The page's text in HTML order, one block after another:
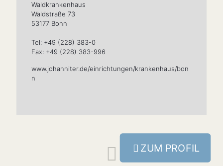
Waldkrankenhaus
Waldstraße 73
53177 Bonn
Tel: +49 (228) 383-0
Fax: +49 (228) 383-996
www.johanniter.de/einrichtungen/krankenhaus/bon
n
ZUM PROFIL